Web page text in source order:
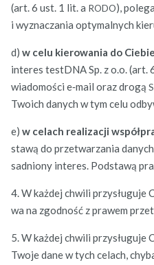
(art. 6 ust. 1 lit. a RODO),
i wyz­nacza­nia opty­mal­nych
d) w celu kierowa­nia do
interes testD­NA Sp. z o.o. (art.
wiado­moś­ci e‑mail oraz drogą
Twoich danych w tym celu
e) w celach real­iza­cji
stawą do przetwarza­nia
sad­niony interes. Pod­stawą
4. W każdej chwili
wa na zgod­ność z prawem
5. W każdej chwili
Two­je dane w tych celach,